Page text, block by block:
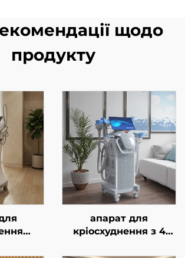
щодо
продукту
апарат для
кріосхуднення з 4